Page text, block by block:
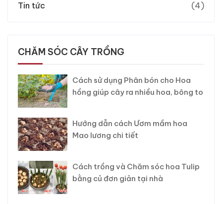
Tin tức (4)
CHĂM SÓC CÂY TRỒNG
Cách sử dụng Phân bón cho Hoa
hồng giúp cây ra nhiều hoa, bông to
Hướng dẫn cách Ươm mầm hoa
Mao lương chi tiết
Cách trồng và Chăm sóc hoa Tulip
bằng củ đơn giản tại nhà